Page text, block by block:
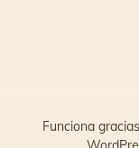
Funciona